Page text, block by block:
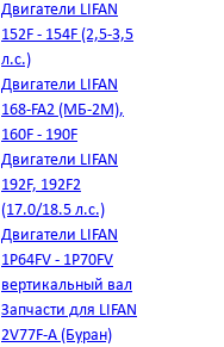
Двигатели LIFAN
152F - 154F (2,5-3,5
л.с.)
Двигатели LIFAN
168-FA2 (МБ-2М),
160F - 190F
Двигатели LIFAN
192F, 192F2
(17.0/18.5 л.с.)
Двигатели LIFAN
1Р64FV - 1Р70FV
вертикальный вал
Запчасти для LIFAN
2V77F-A (Буран)